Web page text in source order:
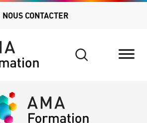
NOUS CONTACTER
Search